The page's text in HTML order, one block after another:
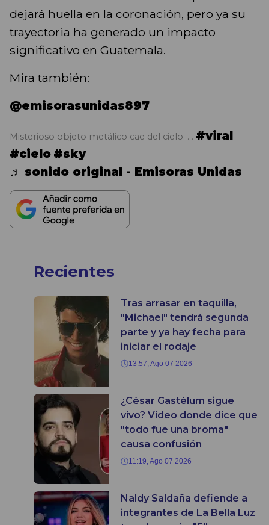
dejará huella en la coronación, pero ya su
trayectoria ha generado un impacto
significativo en Guatemala.
Mira también:
@emisorasunidas897
Misterioso objeto metálico cae del cielo. . . #viral
#cielo #sky
♬ sonido original - Emisoras Unidas
Recientes
Tras arrasar en taquilla,
"Michael" tendrá segunda
parte y ya hay fecha para
iniciar el rodaje
13:57, Ago 07 2026
¿César Gastélum sigue
vivo? Video donde dice que
"todo fue una broma"
causa confusión
11:19, Ago 07 2026
Naldy Saldaña defiende a
integrantes de La Bella Luz